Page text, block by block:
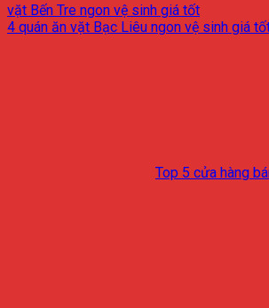
vặt Bến Tre ngon vệ sinh giá tốt
4 quán ăn vặt Bạc Liêu ngon vệ sinh giá
Top 5 cửa hàng